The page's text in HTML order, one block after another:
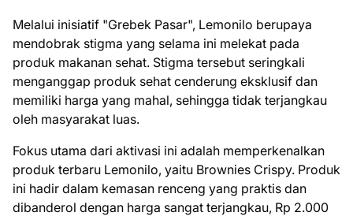
Melalui inisiatif "Grebek Pasar", Lemonilo berupaya
mendobrak stigma yang selama ini melekat pada
produk makanan sehat. Stigma tersebut seringkali
menganggap produk sehat cenderung eksklusif dan
memiliki harga yang mahal, sehingga tidak terjangkau
oleh masyarakat luas.
Fokus utama dari aktivasi ini adalah memperkenalkan
produk terbaru Lemonilo, yaitu Brownies Crispy. Produk
ini hadir dalam kemasan renceng yang praktis dan
dibanderol dengan harga sangat terjangkau, Rp 2.000